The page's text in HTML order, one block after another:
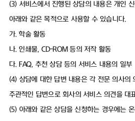
(3) 서비스에서 진행된 상담의 내용은 개인
아래와 같은 목적으로 사용할 수 있습니다.
가. 학술 활동
나. 인쇄물, CD-ROM 등의 저작 활동
다. FAQ, 추천 상담 등의 서비스 내용의 일부
(4) 상담에 대한 답변 내용은 각 전문 의사의
주관적인 답변으로 회사의 서비스 의견을 대
(5) 아래와 같은 상담을 신청하는 경우에는